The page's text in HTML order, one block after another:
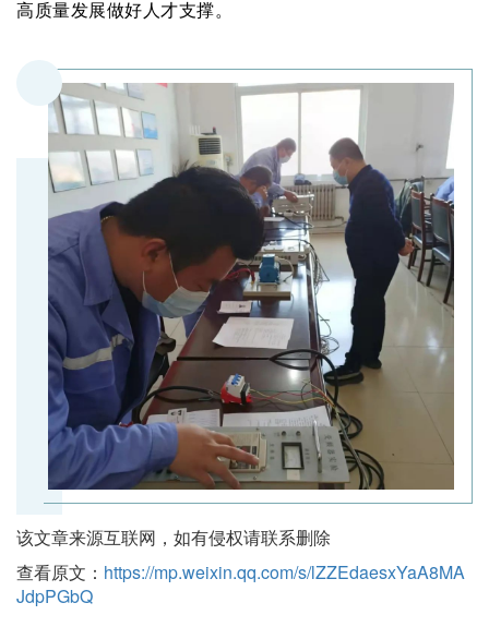
高质量发展做好人才支撑。
该文章来源互联网，如有侵权请联系删除
查看原文： https://mp.weixin.qq.com/s/lZZEdaesxYaA8MA
JdpPGbQ